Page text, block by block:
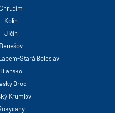
Chrudim
Kolín
Jičín
Benešov
Stará Boleslav
Blansko
Brod
Krumlov